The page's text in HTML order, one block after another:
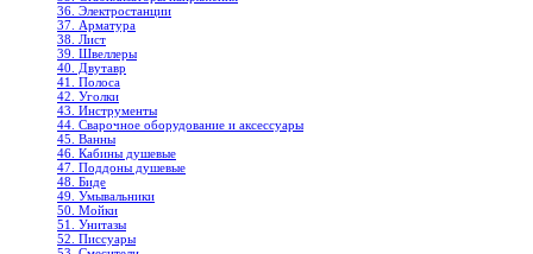
36. Электростанции
37. Арматура
38. Лист
39. Швеллеры
40. Двутавр
41. Полоса
42. Уголки
43. Инструменты
44. Сварочное оборудование и аксессуары
45. Ванны
46. Кабины душевые
47. Поддоны душевые
48. Биде
49. Умывальники
50. Мойки
51. Унитазы
52. Писсуары